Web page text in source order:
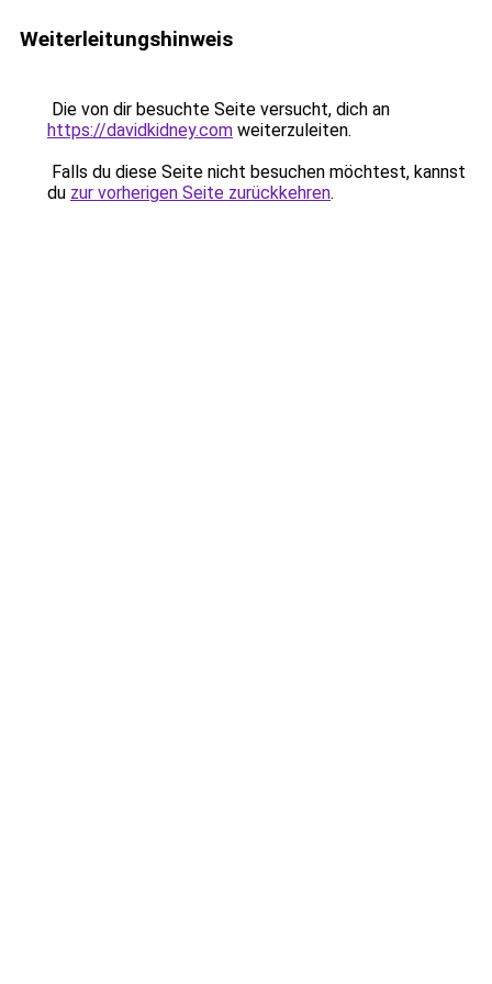
Weiterleitungshinweis
Die von dir besuchte Seite versucht, dich an
https://davidkidney.com weiterzuleiten.
Falls du diese Seite nicht besuchen möchtest, kannst
du zur vorherigen Seite zurückkehren.